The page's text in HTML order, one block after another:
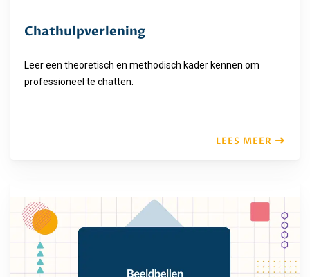
Chathulpverlening
Leer een theoretisch en methodisch kader kennen om
professioneel te chatten.
LEES MEER